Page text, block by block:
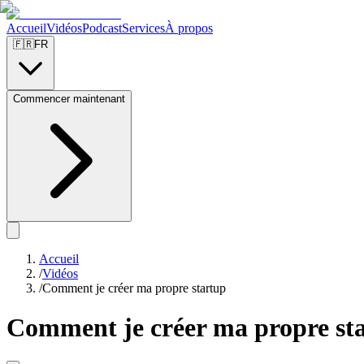
AccueilVidéosPodcastServicesÀ propos
🇫🇷FR
Commencer maintenant
Accueil
/Vidéos
/Comment je créer ma propre startup
Comment je créer ma propre